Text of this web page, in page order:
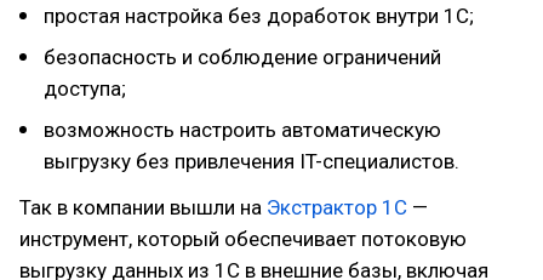
простая настройка без доработок внутри 1С;
безопасность и соблюдение ограничений
доступа;
возможность настроить автоматическую
выгрузку без привлечения IT-специалистов.
Так в компании вышли на Экстрактор 1С —
инструмент, который обеспечивает потоковую
выгрузку данных из 1С в внешние базы, включая